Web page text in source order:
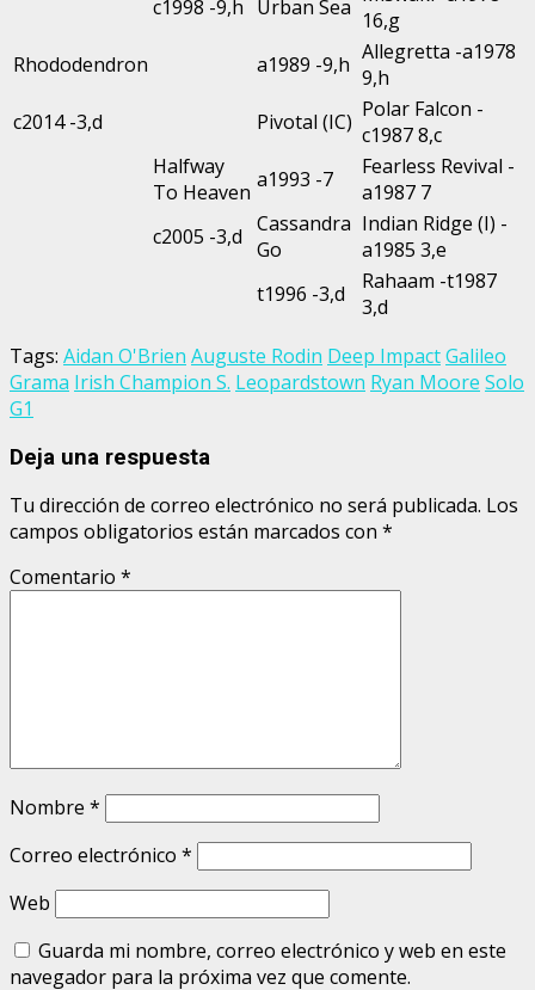
c1998 -9,h Urban Sea 16,g
Rhododendron
a1989 -9,h Allegretta -a1978
9,h
c2014 -3,d
Pivotal (IC) Polar Falcon -
c1987 8,c
Halfway
To Heaven a1993 -7
Fearless Revival -
a1987 7
c2005 -3,d Cassandra
Go
Indian Ridge (I) -
a1985 3,e
t1996 -3,d
Rahaam -t1987
3,d
Tags: Aidan O'Brien Auguste Rodin Deep ImpactGalileo
Grama Irish Champion S. Leopardstown Ryan Moore Solo
G1
Deja una respuesta
Tu dirección de correo electrónico no será publicada. Los
campos obligatorios están marcados con *
Comentario *
Nombre *
Correo electrónico *
Web
Guarda mi nombre, correo electrónico y web en este
navegador para la próxima vez que comente.